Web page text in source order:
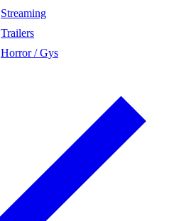
Streaming
Trailers
Horror / Gys